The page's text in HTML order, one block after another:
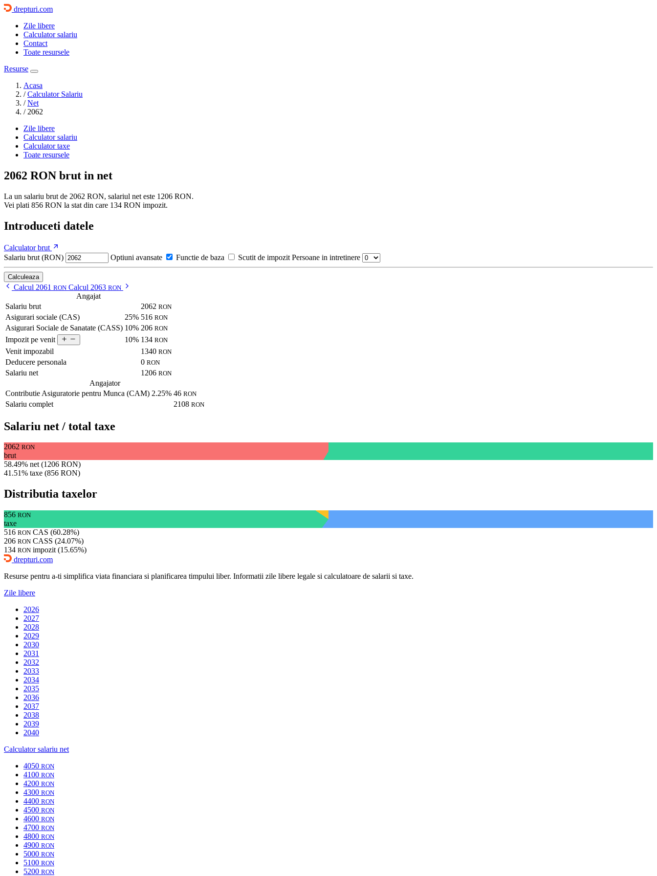
drepturi.com
Zile libere
Calculator salariu
Contact
Toate resursele
Resurse
Acasa
/ Calculator Salariu
/ Net
/ 2062
Zile libere
Calculator salariu
Calculator taxe
Toate resursele
2062 RON brut in net
La un salariu brut de 2062 RON, salariul net este 1206 RON.
Vei plati 856 RON la stat din care 134 RON impozit.
Introduceti datele
Calculator brut
Salariu brut (RON)
Optiuni avansate Functie de baza Scutit de impozit Persoane in intretinere
Calculeaza
Calcul 2061 RON Calcul 2063 RON
Angajat
Salariu brut
2062 RON
Asigurari sociale (CAS) 25% 516 RON
Asigurari Sociale de Sanatate (CASS) 10% 206 RON
Impozit pe venit 10% 134 RON
Venit impozabil 1340 RON
Deducere personala 0 RON
Salariu net 1206 RON
Angajator
Contributie Asiguratorie pentru Munca (CAM) 2.25% 46 RON
Salariu complet 2108 RON
Salariu net / total taxe
2062 RON
brut
58.49% net (1206 RON)
41.51% taxe (856 RON)
Distributia taxelor
856 RON
taxe
516 RON CAS (60.28%)
206 RON CASS (24.07%)
134 RON impozit (15.65%)
drepturi.com
Resurse pentru a-ti simplifica viata financiara si planificarea timpului liber. Informatii zile libere legale si calculatoare de salarii si taxe.
Zile libere
2026
2027
2028
2029
2030
2031
2032
2033
2034
2035
2036
2037
2038
2039
2040
Calculator salariu net
4050 RON
4100 RON
4200 RON
4300 RON
4400 RON
4500 RON
4600 RON
4700 RON
4800 RON
4900 RON
5000 RON
5100 RON
5200 RON